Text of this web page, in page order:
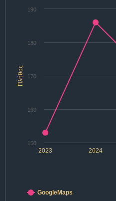
Πλήθος
2024
2023
150
160
170
180
190
GoogleMaps